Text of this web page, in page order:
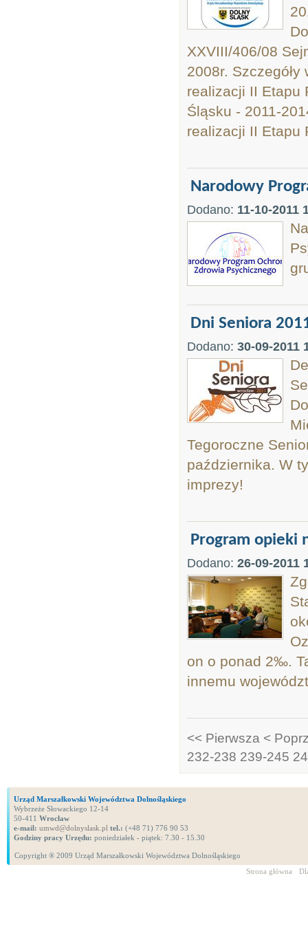
XXVIII/406/08
2008r.
realizacji II Etapu
Śląsku - 2011-
realizacji II Etapu
Narodowy
Dodano: 11-10-2011
Dni Seniora
Dodano: 30-09-2011
Tegoroczne
października. W
imprezy!
Program opieki
Dodano: 26-09-2011
on o ponad 2‰.
innemu
<< Pierwsza <
232-238 239-245
Urząd Marszałkowski Województwa Dolnośląskiego
Wybrzeże Słowackiego 12-14
50-411 Wrocław
e-mail: umwd@dolnyslask.pl tel.: (+48 71) 776 90 53
Godziny pracy Urzędu: poniedziałek - piątek: 7.30 - 15.30
Copyright ® 2009 Urząd Marszałkowski Województwa Dolnośląskiego
Strona główna